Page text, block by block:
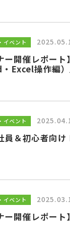
イベント
ー開催レポー
・Excel操作編）
イベント
員＆初心者向
イベント
ー開催レポー